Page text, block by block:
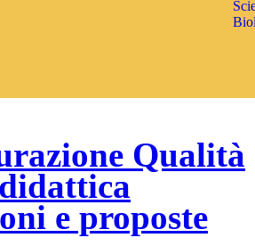
Qualità
e proposte